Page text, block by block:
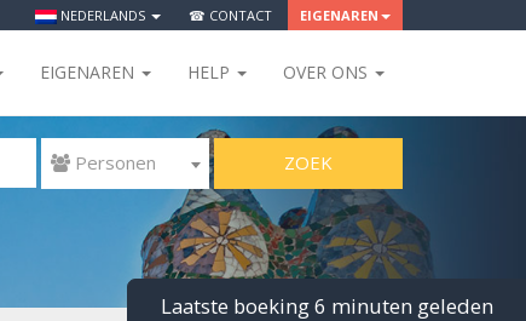
NEDERLANDS ☎ CONTACT EIGENAREN
EIGENAREN HELP OVER ONS
 Personen ZOEK